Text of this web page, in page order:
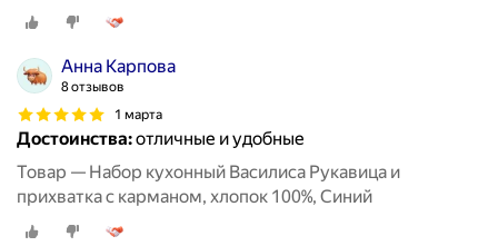
Анна Карпова
8 отзывов
1 марта
Достоинства:отличные и удобные
Товар — Набор кухонный Василиса Рукавица и
прихватка с карманом, хлопок 100%, Синий